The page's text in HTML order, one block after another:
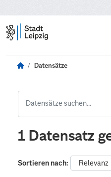
Datensätze
1 Datensatz
Sortieren nach